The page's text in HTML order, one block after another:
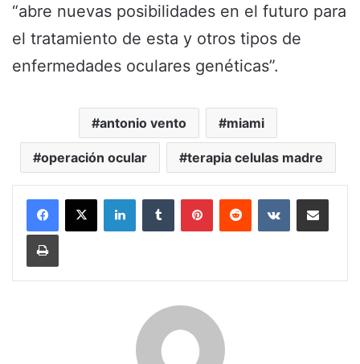
“abre nuevas posibilidades en el futuro para
el tratamiento de esta y otros tipos de
enfermedades oculares genéticas”.
antonio vento miami
operación ocular terapia celulas madre